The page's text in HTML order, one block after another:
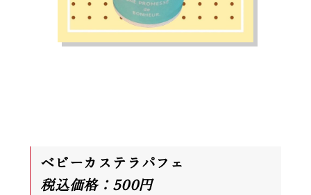
ベビーカステラパフェ
税込価格：500円